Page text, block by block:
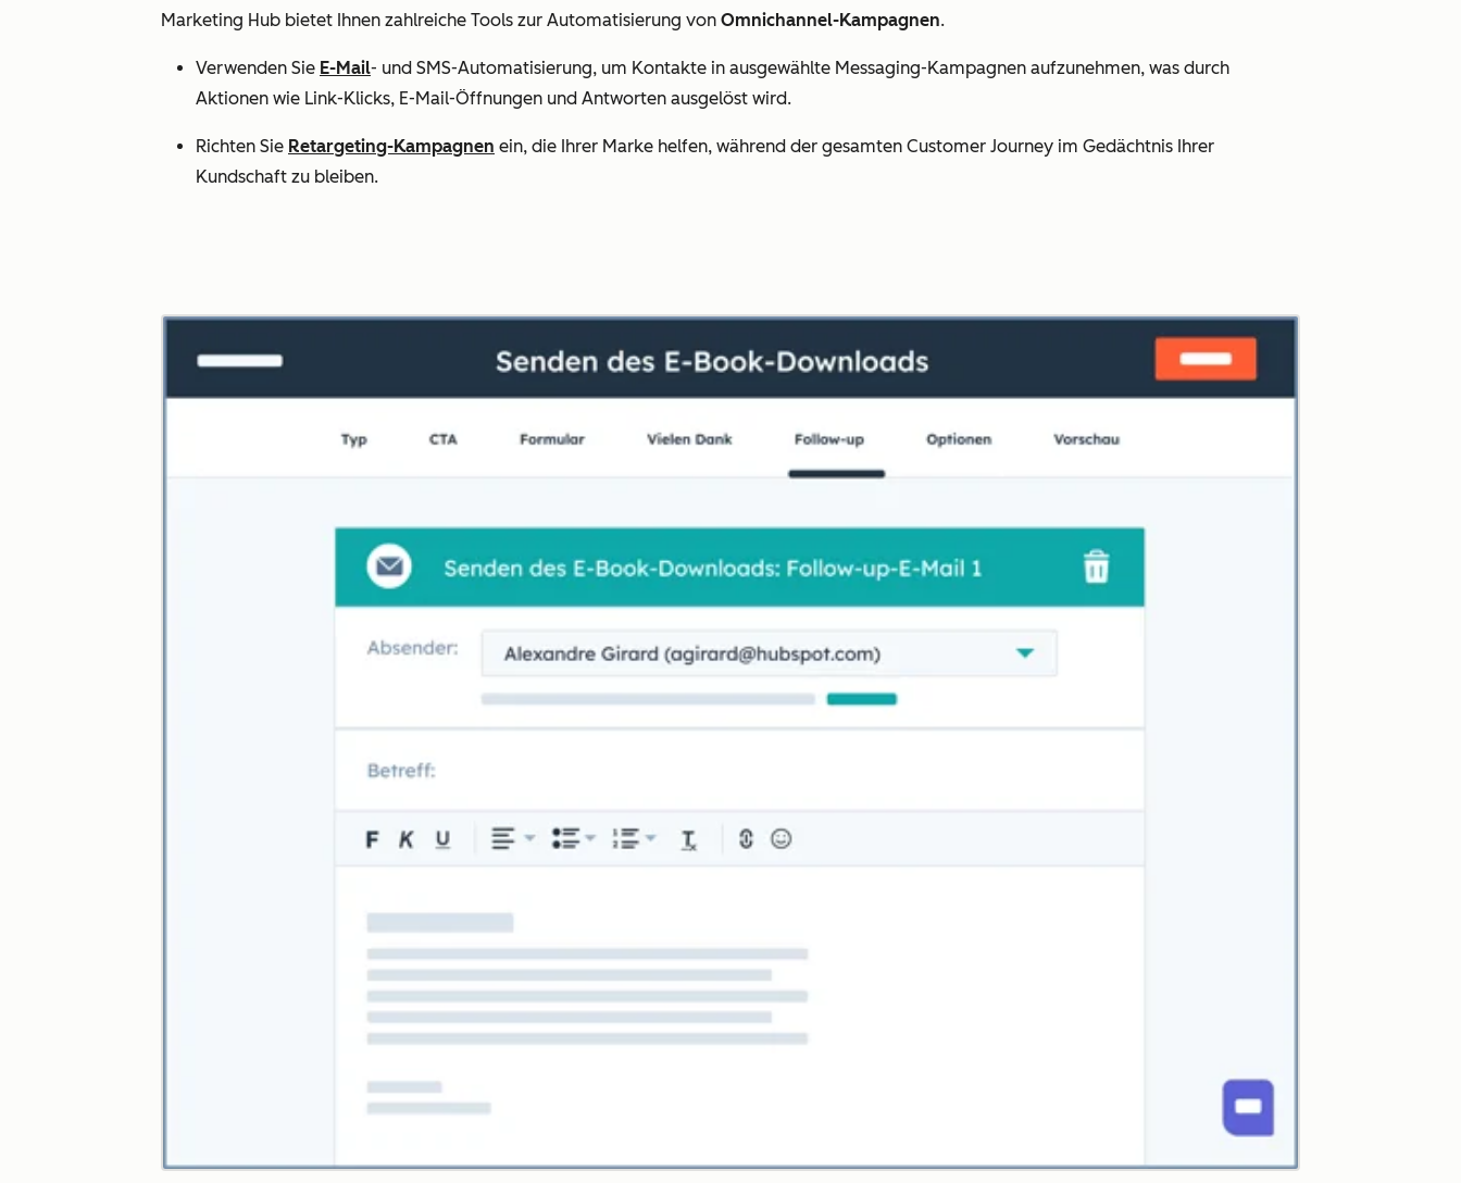
Marketing Hub bietet Ihnen zahlreiche Tools zur Automatisierung von Omnichannel-Kampagnen.
Verwenden Sie E-Mail- und SMS-Automatisierung, um Kontakte in ausgewählte Messaging-Kampagnen aufzunehmen, was durch
Aktionen wie Link-Klicks, E-Mail-Öffnungen und Antworten ausgelöst wird.
Richten Sie Retargeting-Kampagnen ein, die Ihrer Marke helfen, während der gesamten Customer Journey im Gedächtnis Ihrer
Kundschaft zu bleiben.